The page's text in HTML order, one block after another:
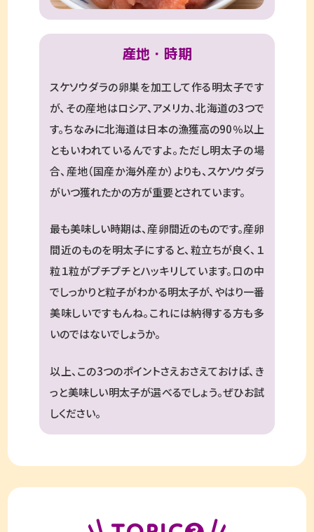
産地・時期
スケソウダラの卵巣を加工して作る明太子です
が、その産地はロシア、アメリカ、北海道の3つで
す。ちなみに北海道は日本の漁獲高の90％以上
ともいわれているんですよ。ただし明太子の場
合、産地（国産か海外産か）よりも、スケソウダラ
がいつ獲れたかの方が重要とされています。
最も美味しい時期は、産卵間近のものです。産卵
間近のものを明太子にすると、粒立ちが良く、１
粒１粒がプチプチとハッキリしています。口の中
でしっかりと粒子がわかる明太子が、やはり一番
美味しいですもんね。これには納得する方も多
いのではないでしょうか。
以上、この3つのポイントさえおさえておけば、き
っと美味しい明太子が選べるでしょう。ぜひお試
しください。